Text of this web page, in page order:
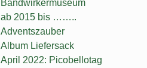
Bandwirkermuseum
ab 2015 bis ……..
Adventszauber
Album Liefersack
April 2022: Picobellotag